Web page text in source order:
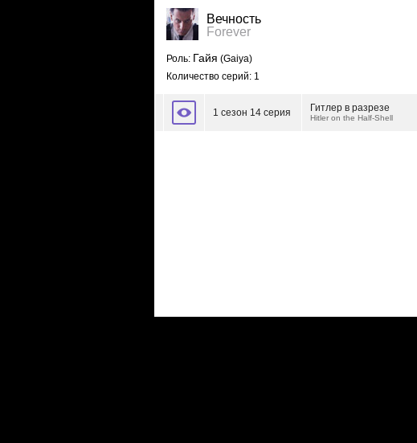
Вечность
Forever
Роль: Гайя (Gaiya)
Количество серий: 1
1 сезон 14 серия Гитлер в разрезе
Hitler on the Half-Shell